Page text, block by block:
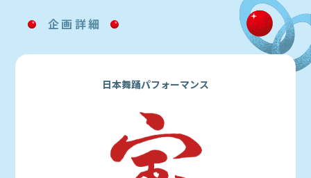
企画詳細
日本舞踊パフォーマンス